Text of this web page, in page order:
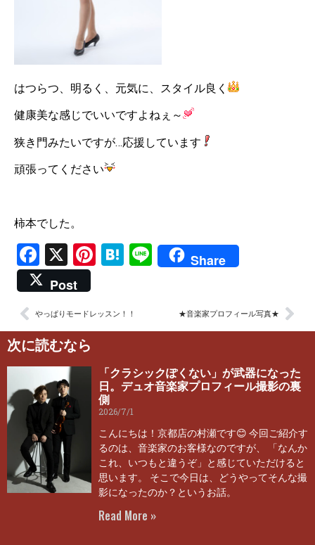
はつらつ、明るく、元気に、スタイル良く
健康美な感じでいいですよねぇ～
狭き門みたいですが…応援しています
頑張ってください
柿本でした。
Facebook
X Pinterest
Hatena
LineShare
Post
やっぱりモードレッスン！！ ★音楽家プロフィール写真★
次に読むなら
「クラシックぽくない」が武器になった
日。デュオ音楽家プロフィール撮影の裏
側
2026/7/1
こんにちは！京都店の村瀬です😊 今回ご紹介す
るのは、音楽家のお客様なのですが、 「なんか
これ、いつもと違うぞ」と感じていただけると
思います。 そこで今日は、どうやってそんな撮
影になったのか？というお話。
Read More »